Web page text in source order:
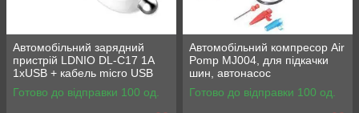
Автомобільний зарядний
пристрій LDNIO DL-C17 1A
1xUSB + кабель micro USB
Готово до відправки 100 од.
Автомобільний компресор Air
Pomp MJ004, для підкачки
шин, автонасос
Готово до відправки 100 од.